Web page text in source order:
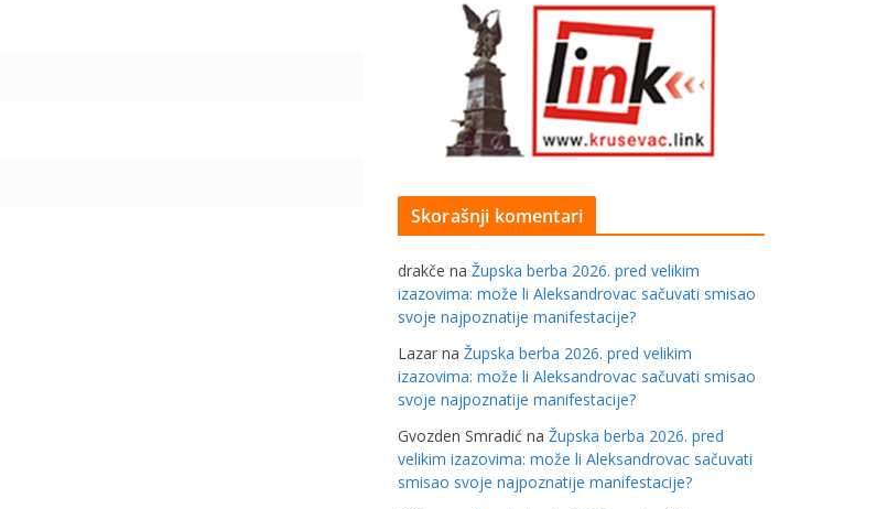
Skorašnji komentari
drakče na Župska berba 2026. pred velikim
izazovima: može li Aleksandrovac sačuvati smisao
svoje najpoznatije manifestacije?
Lazar na Župska berba 2026. pred velikim
izazovima: može li Aleksandrovac sačuvati smisao
svoje najpoznatije manifestacije?
Gvozden Smradić na Župska berba 2026. pred
velikim izazovima: može li Aleksandrovac sačuvati
smisao svoje najpoznatije manifestacije?